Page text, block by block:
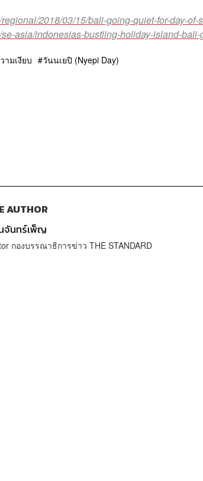
2018/03/15/bali-going-quiet-for-day-of-
asia/indonesias-bustling-holiday-island-
ามเงียบ วันนเยปิ (Nyepi Day)
AUTHOR
จันทร์เพ็ญ
กองบรรณาธิการข่าว THE STANDARD